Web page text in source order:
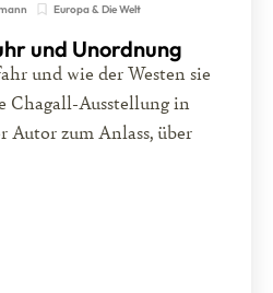
Europa & Die Welt
und Unordnung
und wie der Westen sie
Chagall-Ausstellung in
zum Anlass, über